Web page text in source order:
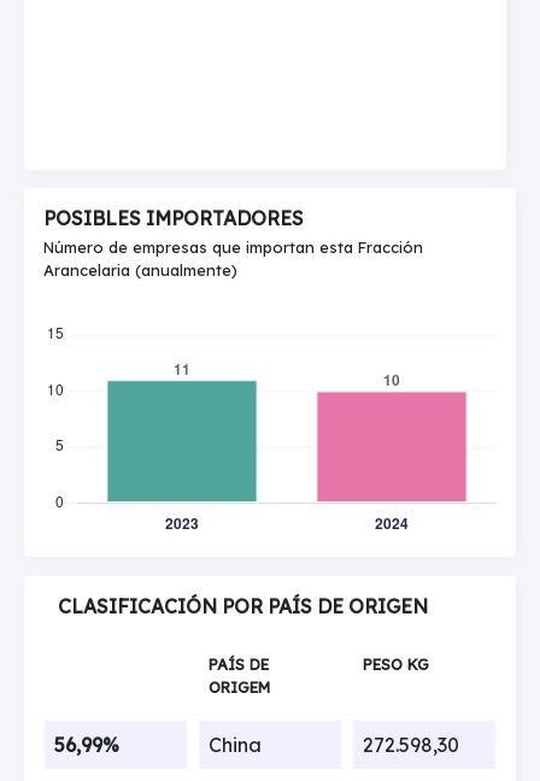
POSIBLES IMPORTADORES
Número de empresas que importan esta Fracción
Arancelaria (anualmente)
CLASIFICACIÓN POR PAÍS DE ORIGEN
PAÍS DE
ORIGEM
PESO KG
56,99% China 272.598,30